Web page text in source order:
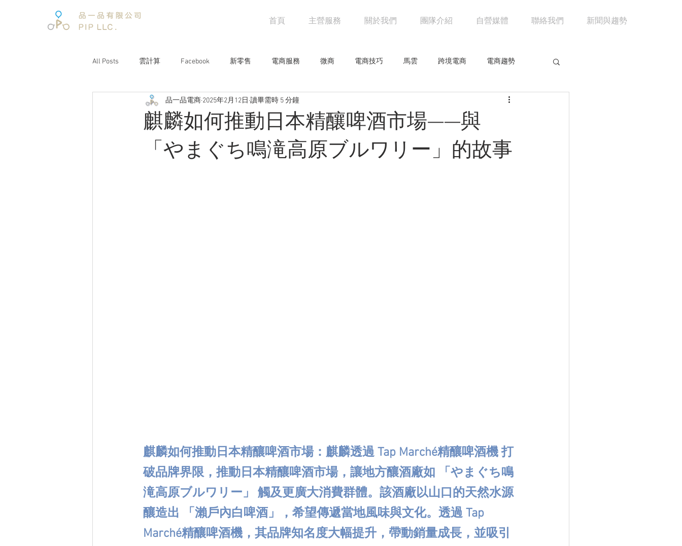
首頁 主營服務 關於我們 團隊介紹 自營媒體 聯絡我們 新聞與趨勢
All Posts 雲計算 Facebook 新零售 電商服務 微商 電商技巧 馬雲 跨境電商 電商趨勢
電子商務報告 阿里巴巴 電商物流 京東
品牌經營 互聯網人物 騰訊 創意企劃 網路行銷技巧 市場分析 馬雲
麒麟如何推動日本精釀啤酒市場——與
「やまぐち鳴滝高原ブルワリー」的故事
品一品電商 2025年2月12日 讀畢需時 5 分鐘
麒麟如何推動日本精釀啤酒市場：麒麟透過 Tap Marché精釀啤酒機 打
破品牌界限，推動日本精釀啤酒市場，讓地方釀酒廠如 「やまぐち鳴
滝高原ブルワリー」 觸及更廣大消費群體。該酒廠以山口的天然水源
釀造出 「瀨戶內白啤酒」，希望傳遞當地風味與文化。透過 Tap
Marché精釀啤酒機，其品牌知名度大幅提升，帶動銷量成長，並吸引